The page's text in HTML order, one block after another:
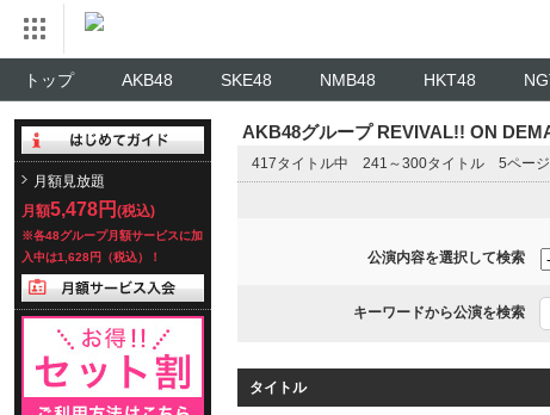
トップ AKB48 SKE48 NMB48 HKT48
月額見放題
月額5,478円 (税込)
※各48グループ月額サービスに加
入中は1,628円（税込）！
AKB48グループ REVIVAL!! ON
417タイトル中 241～300タイトル 5ページ
公演内容を選択して検索
キーワードから公演を検索
タイトル